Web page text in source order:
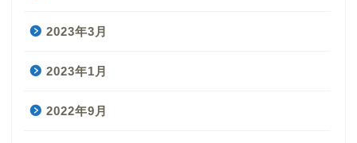
2023年3月
2023年1月
2022年9月